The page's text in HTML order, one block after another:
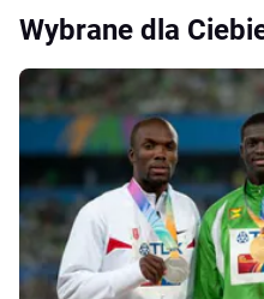
Wybrane dla